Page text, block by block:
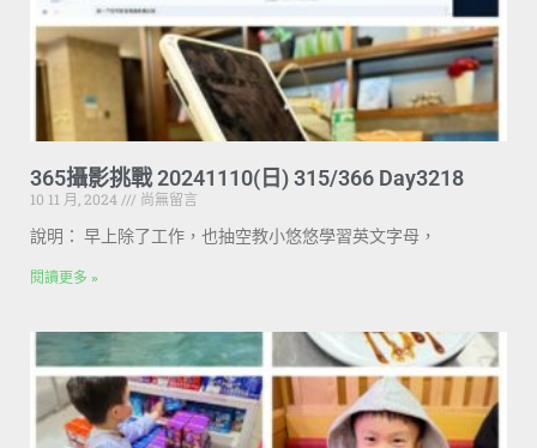
365攝影挑戰 20241110(日) 315/366 Day3218
10 11 月, 2024
尚無留言
說明： 早上除了工作，也抽空教小悠悠學習英文字母，
閱讀更多 »